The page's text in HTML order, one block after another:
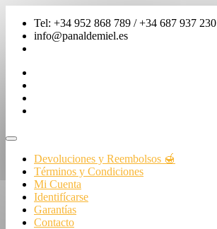
contenido
Tel: +34 952 868 789 / +34 687 937 230
info@panaldemiel.es
Menú
barra
superior
Devoluciones y Reembolsos 🍯
Términos y Condiciones
Mi Cuenta
Identifícarse
Garantías
Contacto